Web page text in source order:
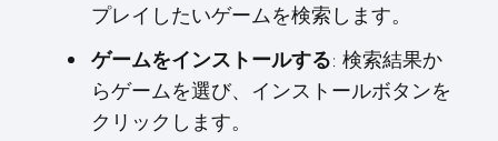
プレイしたいゲームを検索します。
ゲームをインストールする: 検索結果か
らゲームを選び、インストールボタンを
クリックします。